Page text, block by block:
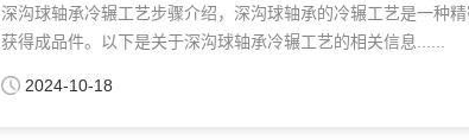
深沟球轴承冷辗工艺步骤介绍，深沟球轴承的冷辗工艺是一种
获得成品件。以下是关于深沟球轴承冷辗工艺的相关信息......
2024-10-18